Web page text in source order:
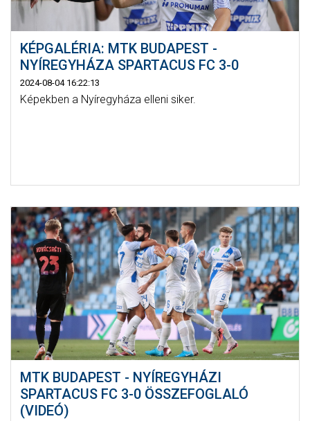
KÉPGALÉRIA: MTK BUDAPEST -
NYÍREGYHÁZA SPARTACUS FC 3-0
2024-08-04 16:22:13
Képekben a Nyíregyháza elleni siker.
MTK BUDAPEST - NYÍREGYHÁZI
SPARTACUS FC 3-0 ÖSSZEFOGLALÓ
(VIDEÓ)